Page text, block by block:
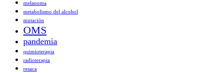
melanoma
metabolismo del alcohol
mutación
OMS
pandemia
quimioterapia
radioterapia
resaca